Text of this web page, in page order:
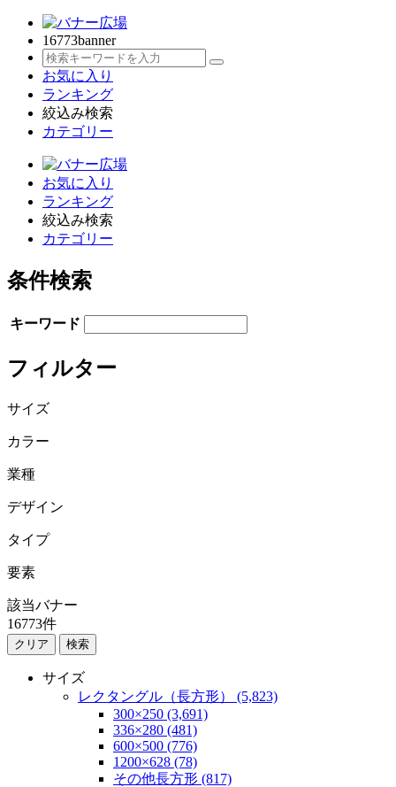
16773banner
お気に入り
ランキング
絞込み検索
カテゴリー
お気に入り
ランキング
絞込み検索
カテゴリー
条件検索
キーワード
フィルター
サイズ
カラー
業種
デザイン
タイプ
要素
該当バナー
16773件
検索
サイズ
レクタングル（長方形） (5,823)
300×250 (3,691)
336×280 (481)
600×500 (776)
1200×628 (78)
その他長方形 (817)